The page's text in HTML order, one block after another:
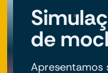
de
Apresentamos